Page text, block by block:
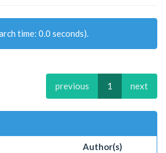
time: 0.0 seconds).
previous 1 next
Author(s)